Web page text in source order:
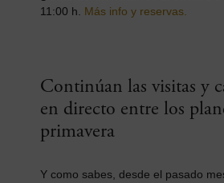
11:00 h. Más info y reservas.
Continúan las visitas y
en directo entre los
primavera
Y como sabes, desde el pasado